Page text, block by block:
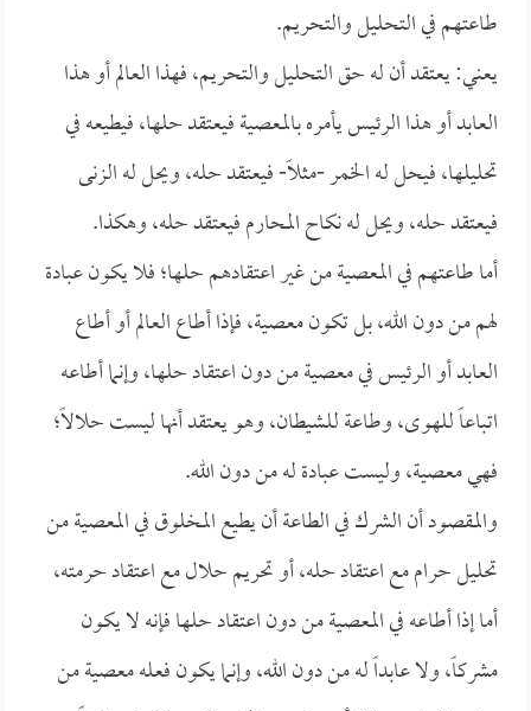
طاعتهم في التحليل والتحريم.
يعني: يعتقد أن له حق التحليل والتحريم، فهذا العالم أو هذا
العابد أو هذا الرئيس يأمره بالمعصية فيعتقد حلها، فيطيعه في
تحليلها، فيحل له الخمر -مثلاً- فيعتقد حله، ويحل له الزنى
فيعتقد حله، ويحل له نكاح المحارم فيعتقد حله، وهكذا.
أما طاعتهم في المعصية من غير اعتقادهم حلها؛ فلا يكون عبادة
لهم من دون الله، بل تكون معصية، فإذا أطاع العالم أو أطاع
العابد أو الرئيس في معصية من دون اعتقاد حلها، وإنما أطاعه
اتباعاً للهوى، وطاعة للشيطان، وهو يعتقد أنها ليست حلالاً؛
فهي معصية، وليست عبادة له من دون الله.
والمقصود أن الشرك في الطاعة أن يطيع المخلوق في المعصية من
تحليل حرام مع اعتقاد حله، أو تحريم حلال مع اعتقاد حرمته،
أما إذا أطاعه في المعصية من دون اعتقاد حلها فإنه لا يكون
مشركاً، ولا عابداً له من دون الله، وإنما يكون فعله معصية من